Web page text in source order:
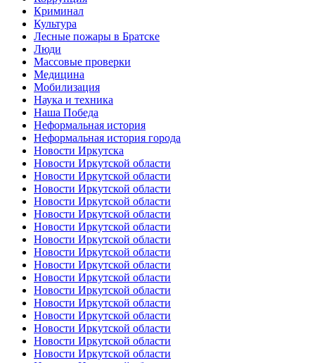
Криминал
Культура
Лесные пожары в Братске
Люди
Массовые проверки
Медицина
Мобилизация
Наука и техника
Наша Победа
Неформальная история
Неформальная история города
Новости Иркутска
Новости Иркутской области
Новости Иркутской области
Новости Иркутской области
Новости Иркутской области
Новости Иркутской области
Новости Иркутской области
Новости Иркутской области
Новости Иркутской области
Новости Иркутской области
Новости Иркутской области
Новости Иркутской области
Новости Иркутской области
Новости Иркутской области
Новости Иркутской области
Новости Иркутской области
Новости Иркутской области